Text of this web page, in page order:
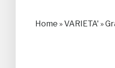
Home »VARIETA' »